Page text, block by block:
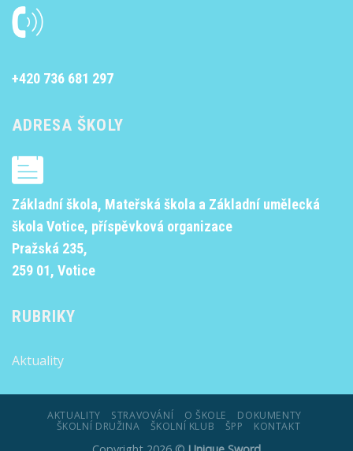
+420 736 681 297
ADRESA ŠKOLY
Základní škola, Mateřská škola a Základní umělecká
škola Votice, příspěvková organizace
Pražská 235,
259 01, Votice
RUBRIKY
Aktuality
AKTUALITY STRAVOVÁNÍ O ŠKOLE
DOKUMENTY
ŠKOLNÍ DRUŽINA
ŠKOLNÍ KLUB ŠPP KONTAKT